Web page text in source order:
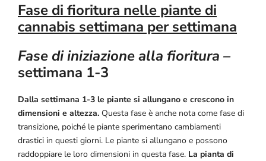
Fase di fioritura nelle piante di
cannabis settimana per settimana
Fase di iniziazione alla fioritura –
settimana 1-3
Dalla settimana 1-3 le piante si allungano e crescono in
dimensioni e altezza. Questa fase è anche nota come fase di
transizione, poiché le piante sperimentano cambiamenti
drastici in questi giorni. Le piante si allungano e possono
raddoppiare le loro dimensioni in questa fase. La pianta di